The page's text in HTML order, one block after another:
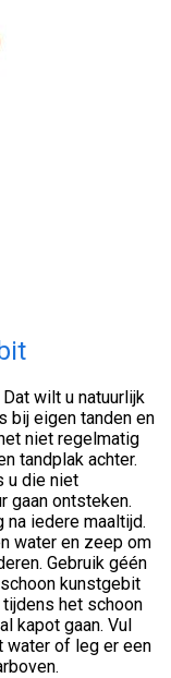
wilt u natuurlijk
bij eigen tanden en
niet regelmatig
tandplak achter.
u die niet
gaan ontsteken.
iedere maaltijd.
water en zeep om
Gebruik géén
kunstgebit
het schoon
kapot gaan. Vul
water of leg er een